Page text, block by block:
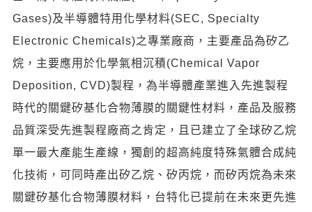
Gases)及半導體特用化學材料(SEC, Specialty
Electronic Chemicals)之專業廠商，主要產品為矽乙
烷，主要應用於化學氣相沉積(Chemical Vapor
Deposition, CVD)製程，為半導體產業進入先進製程
時代的關鍵矽基化合物薄膜的關鍵性材料，產品及服務
品質深受先進製程廠商之肯定，且已建立了全球矽乙烷
單一最大產能生產線，獨創的超高純度特殊氣體合成純
化技術，可同時產出矽乙烷、矽丙烷，而矽丙烷為未來
關鍵矽基化合物薄膜材料，台特化已提前在未來更先進